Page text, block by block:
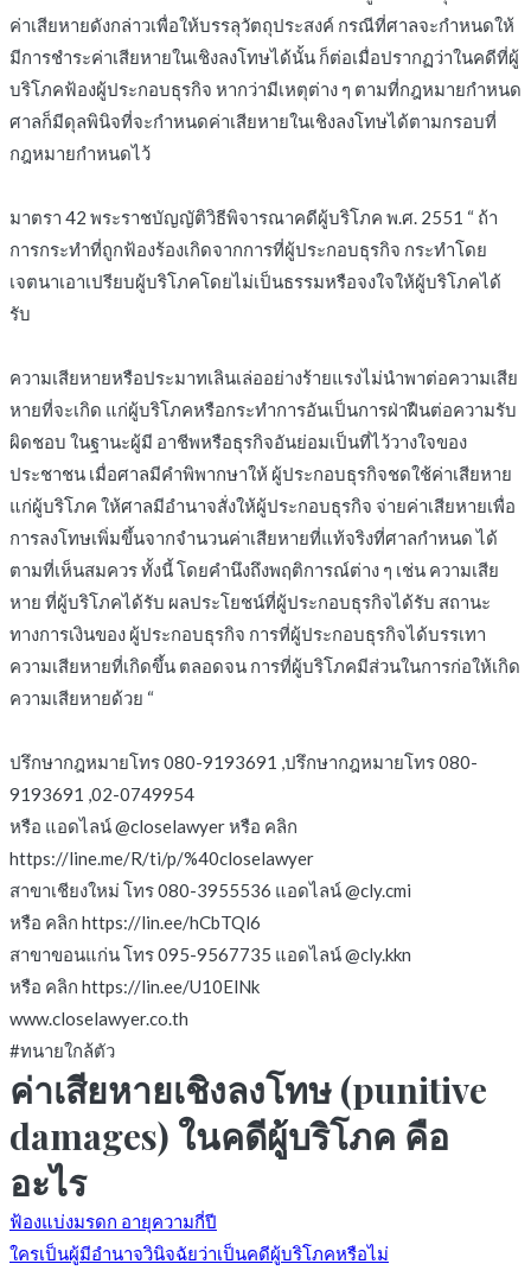
ค่าเสียหายดังกล่าวเพื่อให้บรรลุวัตถุประสงค์ กรณีที่ศาลจะกำหนดให้
มีการชำระค่าเสียหายในเชิงลงโทษได้นั้น ก็ต่อเมื่อปรากฏว่าในคดีที่ผู้
บริโภคฟ้องผู้ประกอบธุรกิจ หากว่ามีเหตุต่าง ๆ ตามที่กฎหมายกำหนด
ศาลก็มีดุลพินิจที่จะกำหนดค่าเสียหายในเชิงลงโทษได้ตามกรอบที่
กฎหมายกำหนดไว้
มาตรา 42 พระราชบัญญัติวิธีพิจารณาคดีผู้บริโภค พ.ศ. 2551 “ ถ้า
การกระทำที่ถูกฟ้องร้องเกิดจากการที่ผู้ประกอบธุรกิจ กระทำโดย
เจตนาเอาเปรียบผู้บริโภคโดยไม่เป็นธรรมหรือจงใจให้ผู้บริโภคได้
รับ
ความเสียหายหรือประมาทเลินเล่ออย่างร้ายแรงไม่นำพาต่อความเสีย
หายที่จะเกิด แก่ผู้บริโภคหรือกระทำการอันเป็นการฝ่าฝืนต่อความรับ
ผิดชอบ ในฐานะผู้มี อาชีพหรือธุรกิจอันย่อมเป็นที่ไว้วางใจของ
ประชาชน เมื่อศาลมีคำพิพากษาให้ ผู้ประกอบธุรกิจชดใช้ค่าเสียหาย
แก่ผู้บริโภค ให้ศาลมีอำนาจสั่งให้ผู้ประกอบธุรกิจ จ่ายค่าเสียหายเพื่อ
การลงโทษเพิ่มขึ้นจากจำนวนค่าเสียหายที่แท้จริงที่ศาลกำหนด ได้
ตามที่เห็นสมควร ทั้งนี้ โดยคำนึงถึงพฤติการณ์ต่าง ๆ เช่น ความเสีย
หาย ที่ผู้บริโภคได้รับ ผลประโยชน์ที่ผู้ประกอบธุรกิจได้รับ สถานะ
ทางการเงินของ ผู้ประกอบธุรกิจ การที่ผู้ประกอบธุรกิจได้บรรเทา
ความเสียหายที่เกิดขึ้น ตลอดจน การที่ผู้บริโภคมีส่วนในการก่อให้เกิด
ความเสียหายด้วย “
ปรึกษากฎหมายโทร 080-9193691 ,ปรึกษากฎหมายโทร 080-
9193691 ,02-0749954
หรือ แอดไลน์ @closelawyer หรือ คลิก
https://line.me/R/ti/p/%40closelawyer
สาขาเชียงใหม่ โทร 080-3955536 แอดไลน์ @cly.cmi
หรือ คลิก https://lin.ee/hCbTQl6
สาขาขอนแก่น โทร 095-9567735 แอดไลน์ @cly.kkn
หรือ คลิก https://lin.ee/U10ElNk
www.closelawyer.co.th
#ทนายใกล้ตัว
ค่าเสียหายเชิงลงโทษ (punitive
damages) ในคดีผู้บริโภค คือ
อะไร
แนะแนว
ฟ้องแบ่งมรดก อายุความกี่ปี
ใครเป็นผู้มีอำนาจวินิจฉัยว่าเป็นคดีผู้บริโภคหรือไม่